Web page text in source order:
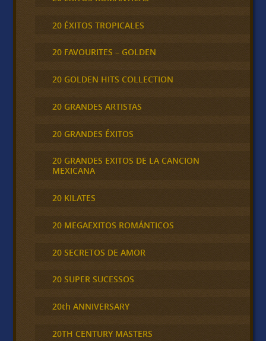
20 ÉXITOS TROPICALES
20 FAVOURITES – GOLDEN
20 GOLDEN HITS COLLECTION
20 GRANDES ARTISTAS
20 GRANDES ÉXITOS
20 GRANDES EXITOS DE LA CANCION
MEXICANA
20 KILATES
20 MEGAEXITOS ROMÁNTICOS
20 SECRETOS DE AMOR
20 SUPER SUCESSOS
20th ANNIVERSARY
20TH CENTURY MASTERS